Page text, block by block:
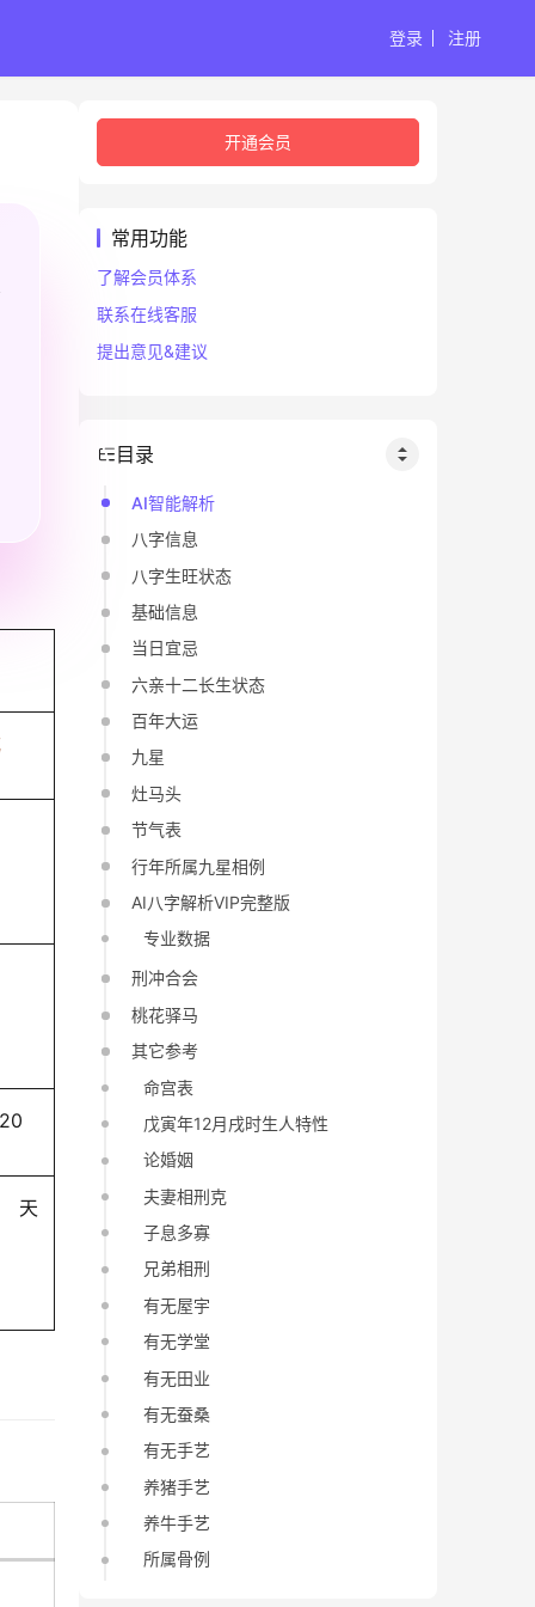
登录 注册
天
开通会员
常用功能
了解会员体系
联系在线客服
提出意见&建议
目录
AI智能解析
八字信息
八字生旺状态
基础信息
当日宜忌
六亲十二长生状态
百年大运
九星
灶马头
节气表
行年所属九星相例
AI八字解析VIP完整版
专业数据
刑冲合会
桃花驿马
其它参考
命宫表
戊寅年12月戌时生人特性
论婚姻
夫妻相刑克
子息多寡
兄弟相刑
有无屋宇
有无学堂
有无田业
有无蚕桑
有无手艺
养猪手艺
养牛手艺
所属骨例